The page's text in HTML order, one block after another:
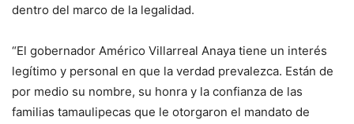
dentro del marco de la legalidad.
“El gobernador Américo Villarreal Anaya tiene un interés
legítimo y personal en que la verdad prevalezca. Están de
por medio su nombre, su honra y la confianza de las
familias tamaulipecas que le otorgaron el mandato de